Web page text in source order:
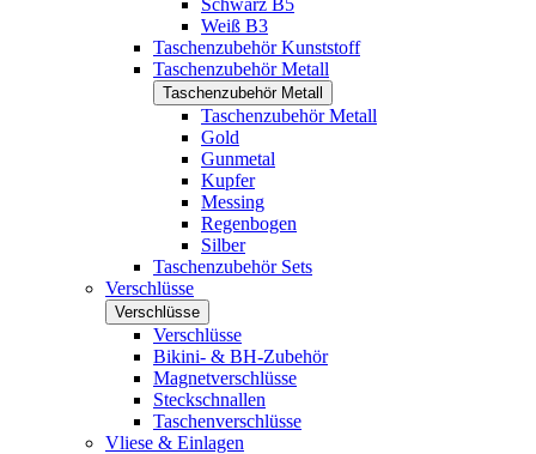
Schwarz B5
Weiß B3
Taschenzubehör Kunststoff
Taschenzubehör Metall
Taschenzubehör Metall
Taschenzubehör Metall
Gold
Gunmetal
Kupfer
Messing
Regenbogen
Silber
Taschenzubehör Sets
Verschlüsse
Verschlüsse
Verschlüsse
Bikini- & BH-Zubehör
Magnetverschlüsse
Steckschnallen
Taschenverschlüsse
Vliese & Einlagen